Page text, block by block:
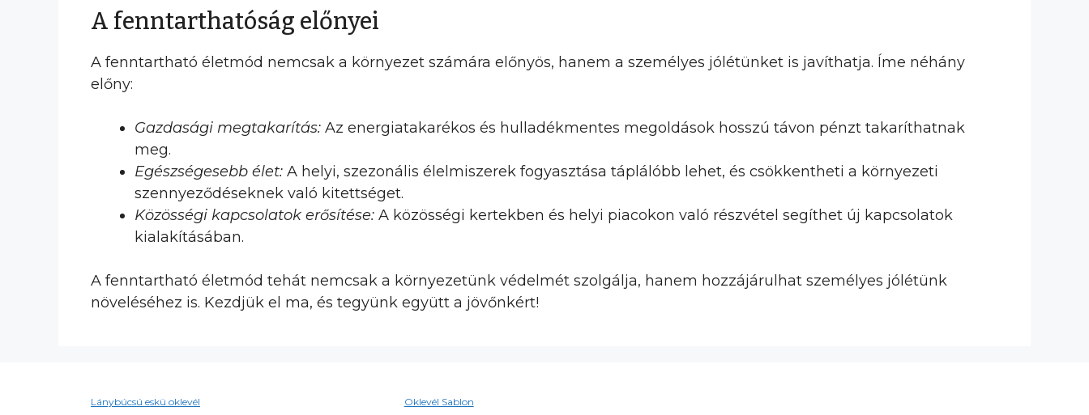
A fenntarthatóság előnyei
A fenntartható életmód nemcsak a környezet számára előnyös, hanem a személyes jólétünket is javíthatja. Íme néhány
előny:
Gazdasági megtakarítás: Az energiatakarékos és hulladékmentes megoldások hosszú távon pénzt takaríthatnak
meg.
Egészségesebb élet: A helyi, szezonális élelmiszerek fogyasztása táplálóbb lehet, és csökkentheti a környezeti
szennyeződéseknek való kitettséget.
Közösségi kapcsolatok erősítése: A közösségi kertekben és helyi piacokon való részvétel segíthet új kapcsolatok
kialakításában.
A fenntartható életmód tehát nemcsak a környezetünk védelmét szolgálja, hanem hozzájárulhat személyes jólétünk
növeléséhez is. Kezdjük el ma, és tegyünk együtt a jövőnkért!
Lánybúcsú eskü oklevél
Oklevél Sablon